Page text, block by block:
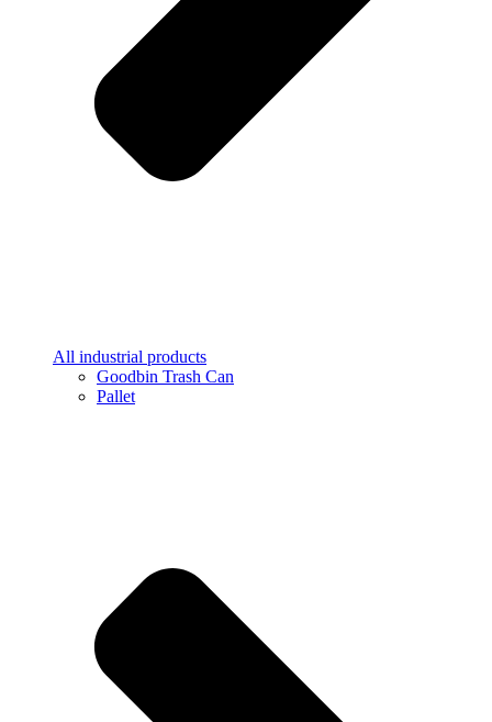
All industrial products
Goodbin Trash Can
Pallet